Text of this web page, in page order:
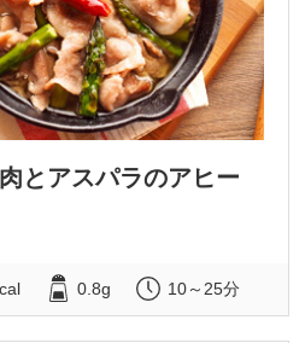
とアスパラのアヒー
0.8g 10～25分